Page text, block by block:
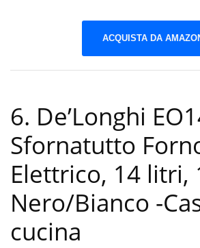
ACQUISTA DA
6. De’Longhi
Sfornatutto
Elettrico, 14 litri,
Nero/Bianco -
cucina